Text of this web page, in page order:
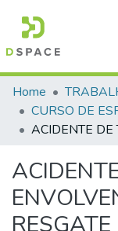
Communities &
All of DSpace
Home